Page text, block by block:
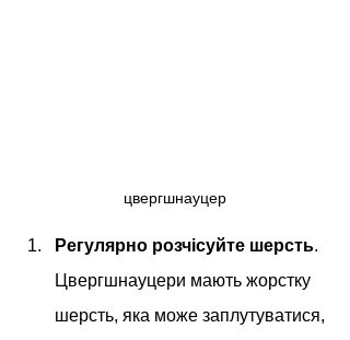
цвергшнауцер
Регулярно розчісуйте шерсть.
Цвергшнауцери мають жорстку
шерсть, яка може заплутуватися,